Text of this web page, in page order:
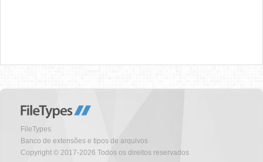
FileTypes
Banco de extensões e tipos de arquivos
Copyright © 2017-2026 Todos os direitos reservados